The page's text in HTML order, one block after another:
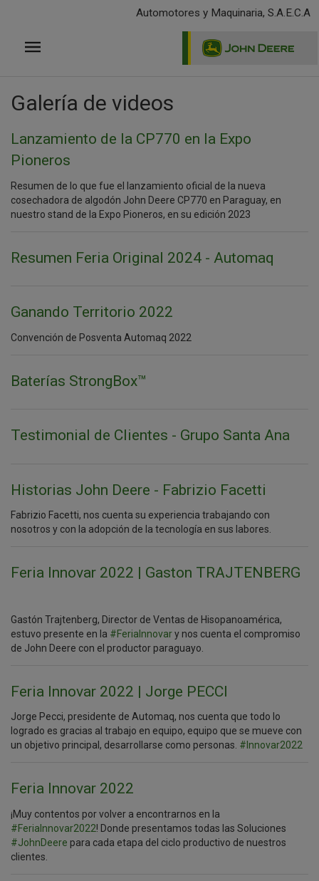
principal
Automotores y Maquinaria, S.A.E.C.A
Galería de videos
Lanzamiento de la CP770 en la Expo
Pioneros
Resumen de lo que fue el lanzamiento oficial de la nueva
cosechadora de algodón John Deere CP770 en Paraguay, en
nuestro stand de la Expo Pioneros, en su edición 2023
Resumen Feria Original 2024 - Automaq
Ganando Territorio 2022
Convención de Posventa Automaq 2022
Baterías StrongBox™
Testimonial de Clientes - Grupo Santa Ana
Historias John Deere - Fabrizio Facetti
Fabrizio Facetti, nos cuenta su experiencia trabajando con
nosotros y con la adopción de la tecnología en sus labores.
Feria Innovar 2022 | Gaston TRAJTENBERG
Gastón Trajtenberg, Director de Ventas de Hisopanoamérica,
estuvo presente en la #FeriaInnovary nos cuenta el compromiso
de John Deere con el productor paraguayo.
Feria Innovar 2022 | Jorge PECCI
Jorge Pecci, presidente de Automaq, nos cuenta que todo lo
logrado es gracias al trabajo en equipo, equipo que se mueve con
un objetivo principal, desarrollarse como personas. #Innovar2022
Feria Innovar 2022
¡Muy contentos por volver a encontrarnos en la
#FeriaInnovar2022! Donde presentamos todas las Soluciones
#JohnDeere para cada etapa del ciclo productivo de nuestros
clientes.